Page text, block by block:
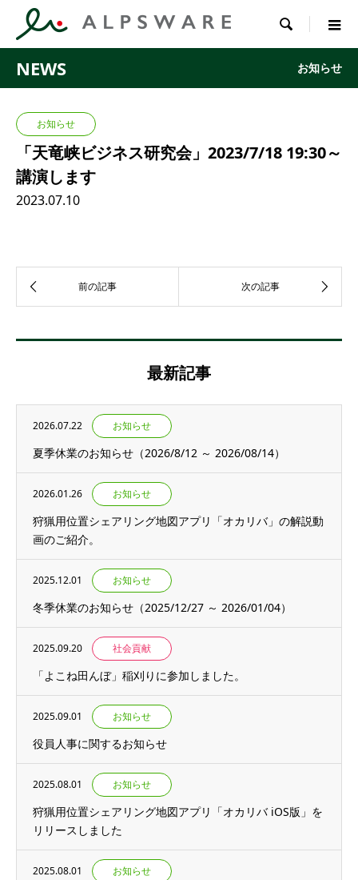

NEWS お知らせ
お知らせ
「天竜峡ビジネス研究会」2023/7/18 19:30～
講演します
2023.07.10
最新記事
2026.07.22 お知らせ
夏季休業のお知らせ（2026/8/12 ～ 2026/08/14）
2026.01.26 お知らせ
狩猟用位置シェアリング地図アプリ「オカリバ」の解説動
画のご紹介。
2025.12.01 お知らせ
冬季休業のお知らせ（2025/12/27 ～ 2026/01/04）
2025.09.20 社会貢献
「よこね田んぼ」稲刈りに参加しました。
2025.09.01 お知らせ
役員人事に関するお知らせ
2025.08.01 お知らせ
狩猟用位置シェアリング地図アプリ「オカリバ iOS版」を
リリースしました
2025.08.01 お知らせ